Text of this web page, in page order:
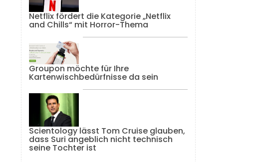
Netflix fördert die Kategorie „Netflix
and Chills“ mit Horror-Thema
Groupon möchte für Ihre
Kartenwischbedürfnisse da sein
Scientology lässt Tom Cruise glauben,
dass Suri angeblich nicht technisch
seine Tochter ist